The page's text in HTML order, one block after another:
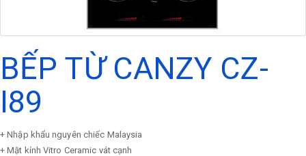
BẾP TỪ CANZY CZ-
I89
+ Nhập khẩu nguyên chiếc Malaysia
+ Mặt kính Vitro Ceramic vát cạnh